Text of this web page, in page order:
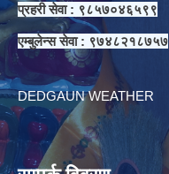
प्रहरी सेवा : ९८५७०४६५९९
एम्बुलेन्स सेवा : ९७४८२१८७५७
DEDGAUN WEATHER